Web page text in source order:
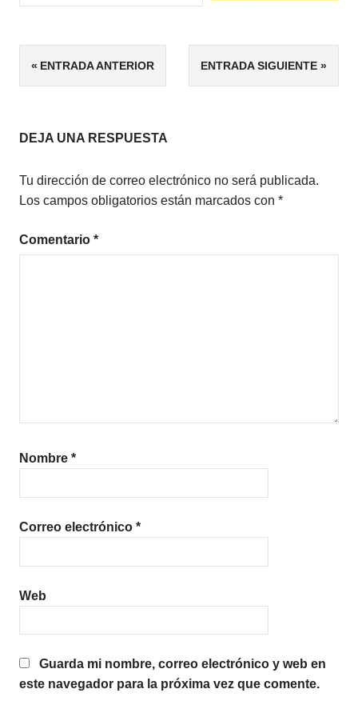
ETIQUETAS
4/5
Navegación
entradas
ENTRADA ANTERIOR ENTRADA SIGUIENTE
DEJA UNA RESPUESTA
Tu dirección de correo electrónico no será publicada.
Los campos obligatorios están marcados con *
Comentario *
Nombre *
Correo electrónico *
Web
Guarda mi nombre, correo electrónico y web en
este navegador para la próxima vez que comente.